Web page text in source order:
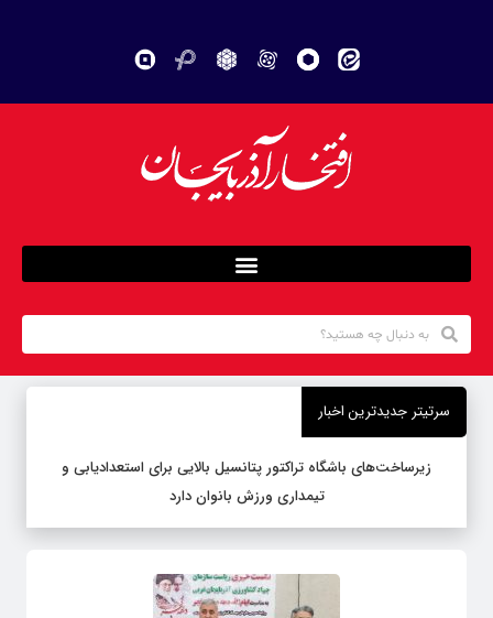
سرتیتر جدیدترین اخبار
زیرساخت‌های باشگاه تراکتور پتانسیل بالایی برای استعدادیابی و
تیمداری ورزش بانوان دارد